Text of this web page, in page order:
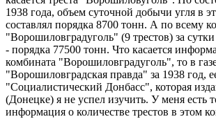
1938 года, объем суточной добычи угля в
составлял порядка 8700 тонн. А по всему
"Ворошиловградуголь" (9 трестов) за
- порядка 77500 тонн. Что касается
комбината "Ворошиловградуголь", то в
"Ворошиловградская правда" за 1938 год,
"Социалистический Донбасс", которая
(Донецке) я не успел изучить. У меня есть
информация о количестве трестов в этом